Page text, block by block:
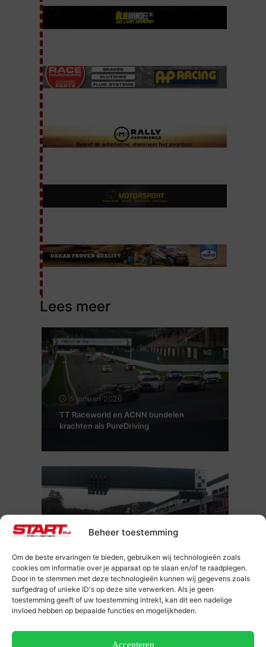
Beheer toestemming
Om de beste ervaringen te bieden, gebruiken wij technologieën zoals
cookies om informatie over je apparaat op te slaan en/of te raadplegen.
Door in te stemmen met deze technologieën kunnen wij gegevens zoals
surfgedrag of unieke ID's op deze site verwerken. Als je geen
toestemming geeft of uw toestemming intrekt, kan dit een nadelige
invloed hebben op bepaalde functies en mogelijkheden.
Accepteren
Lees meer
5 januari 2026
TT Raceworld en ACNN bundelen
krachten als PureDriving
7 oktober 2024
Mitchell van Dijk uit Harderwijk,
gekroond tot PTC Cup-kampioen